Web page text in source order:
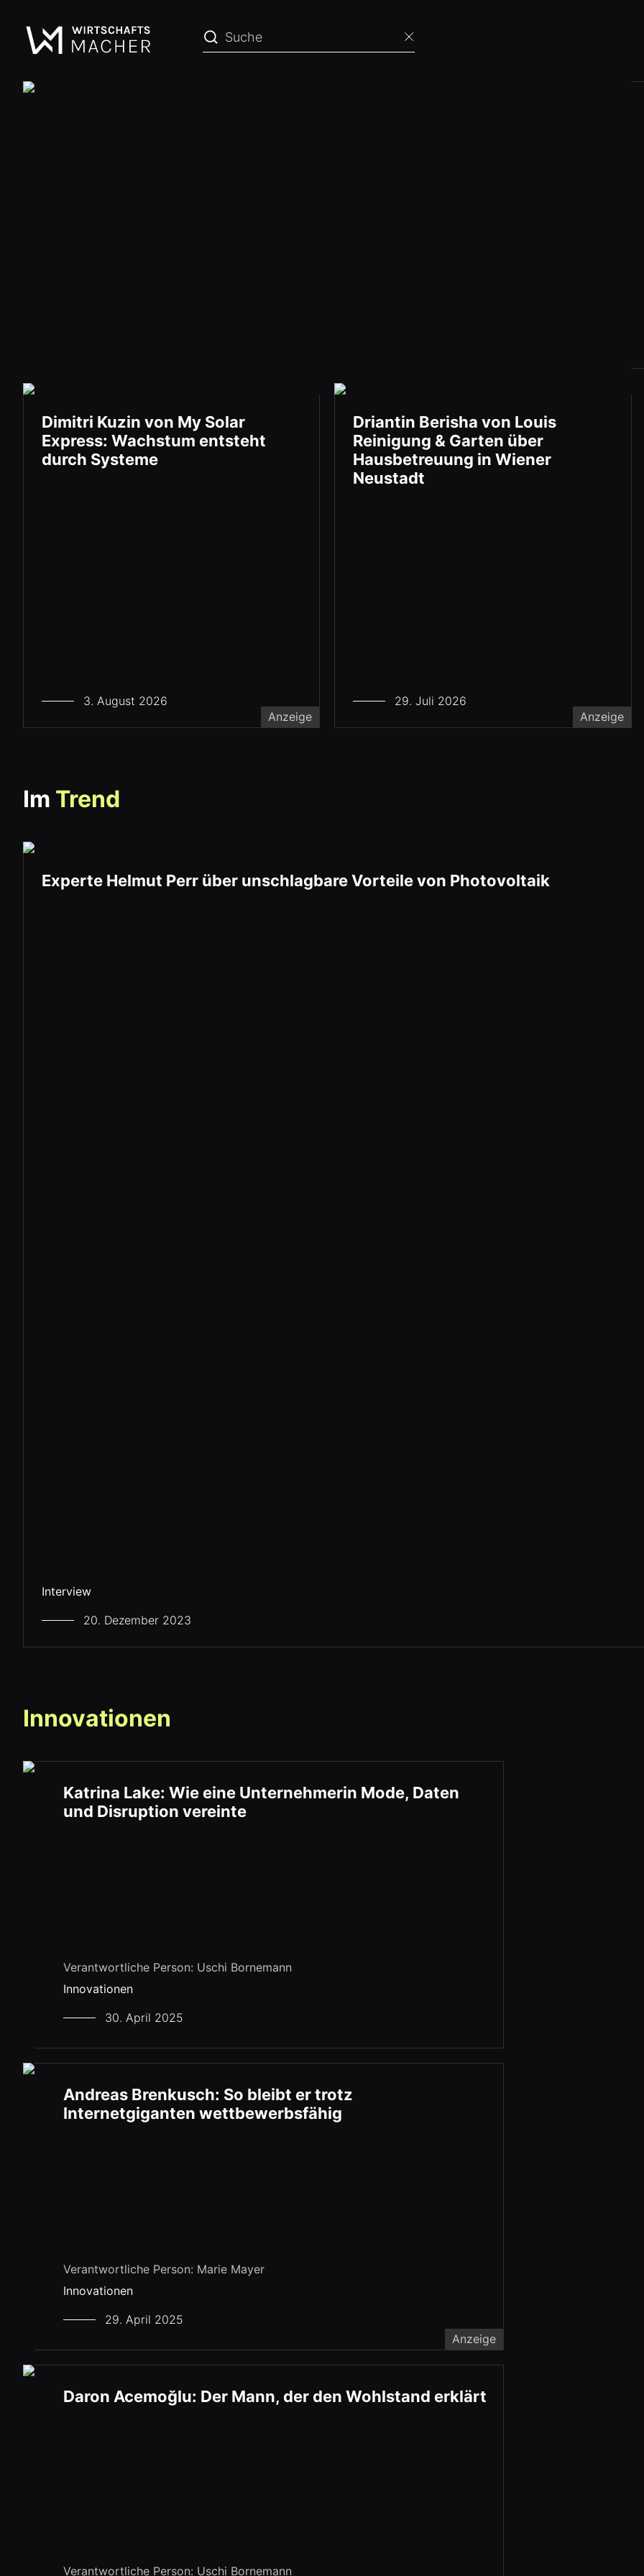
Dimitri Kuzin von My Solar
Express: Wachstum entsteht
durch Systeme
3. August 2026
Anzeige
Driantin Berisha von Louis
Reinigung & Garten über
Hausbetreuung in Wiener
Neustadt
29. Juli 2026
Anzeige
Im Trend
Experte Helmut Perr über unschlagbare Vorteile von Photovoltaik
Interview
20. Dezember 2023
Innovationen
Katrina Lake: Wie eine Unternehmerin Mode, Daten
und Disruption vereinte
Verantwortliche Person: Uschi Bornemann
Innovationen
30. April 2025
Andreas Brenkusch: So bleibt er trotz
Internetgiganten wettbewerbsfähig
Verantwortliche Person: Marie Mayer
Innovationen
29. April 2025
Anzeige
Daron Acemoğlu: Der Mann, der den Wohlstand erklärt
Verantwortliche Person: Uschi Bornemann